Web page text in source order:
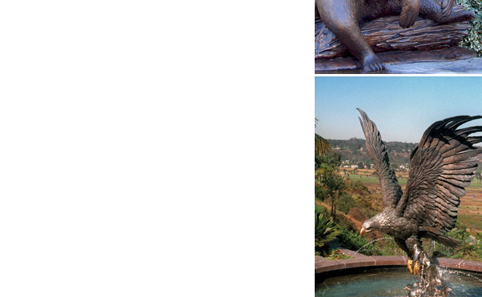
Садовые скульптуры.
формы сувенирной продукции
символ правосудия 42см 2
Восточные скульптуры и
В интернет-магазине «5
высота 11*9,5*6см., дерево
Статуэтки и фигурки собаки,
Интернет-магазин Art East
посеребренные и бронзовые
загородного…
Скульптуры и статуэтки
Скульптуры и статуэтки
подарки.